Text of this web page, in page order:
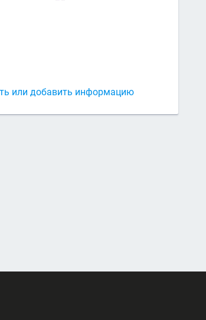
или добавить информацию